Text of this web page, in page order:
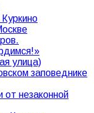
улица)
заповеднике
незаконной